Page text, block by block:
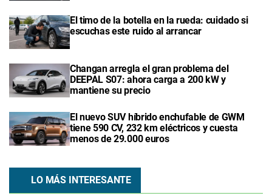
El timo de la botella en la rueda: cuidado si
escuchas este ruido al arrancar
Changan arregla el gran problema del
DEEPAL S07: ahora carga a 200 kW y
mantiene su precio
El nuevo SUV híbrido enchufable de GWM
tiene 590 CV, 232 km eléctricos y cuesta
menos de 29.000 euros
LO MÁS INTERESANTE